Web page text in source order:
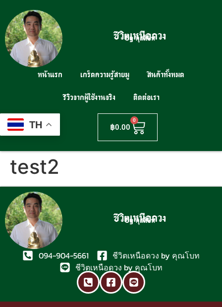
ชีวิตเหนือดวง
By คุณโบท
หน้าแรก เกร็ดความรู้สายมู สินค้าทั้งหมด
รีวิวจากผู้ใช้งานจริง ติดต่อเรา
TH ฿0.00
0
test2
ชีวิตเหนือดวง
By คุณโบท
094-904-5661
ชีวิตเหนือดวง by คุณโบท
ชีวิตเหนือดวง by คุณโบท